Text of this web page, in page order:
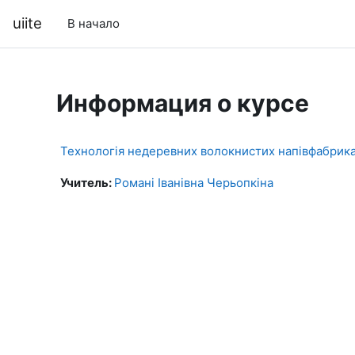
uiite В начало
Информация о курсе
Технологія недеревних волокнистих
Учитель: Романі Іванівна Черьопкіна